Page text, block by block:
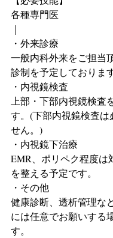
各種専門医
｜
・外来診療
一般内科外来をご担当
診制を予定しております
・内視鏡検査
上部・下部内視鏡検査
す。(下部内視鏡検査は
せん。)
・内視鏡下治療
EMR、ポリペク程度は
を整える予定です。
・その他
健康診断、透析管理な
には任意でお願いする
す。